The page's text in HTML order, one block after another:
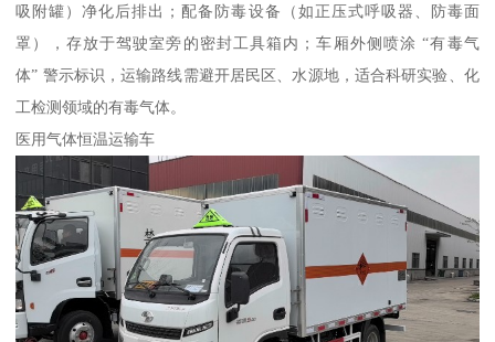
吸附罐）净化后排出；配备防毒设备（如正压式呼吸器、防毒面
罩），存放于驾驶室旁的密封工具箱内；车厢外侧喷涂 “有毒气
体” 警示标识，运输路线需避开居民区、水源地，适合科研实验、化
工检测领域的有毒气体。​
医用气体恒温运输车​